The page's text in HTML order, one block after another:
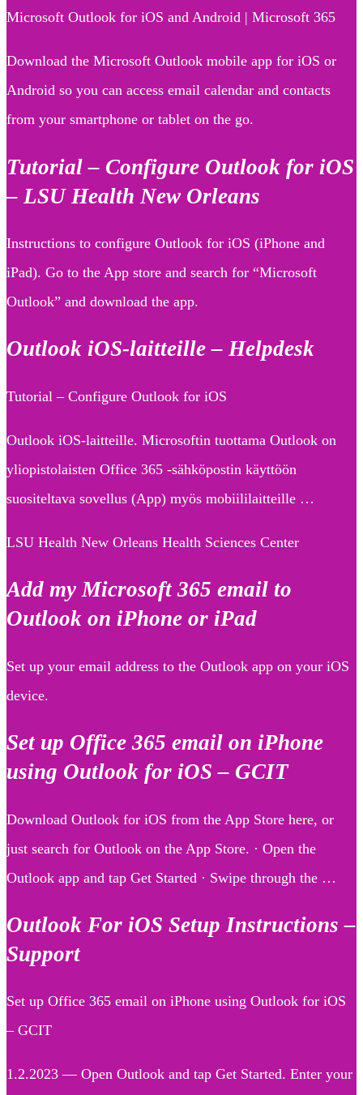
Microsoft Outlook for iOS and Android | Microsoft 365
Download the Microsoft Outlook mobile app for iOS or
Android so you can access email calendar and contacts
from your smartphone or tablet on the go.
Tutorial – Configure Outlook for iOS
– LSU Health New Orleans
Instructions to configure Outlook for iOS (iPhone and
iPad). Go to the App store and search for “Microsoft
Outlook” and download the app.
Outlook iOS-laitteille – Helpdesk
Tutorial – Configure Outlook for iOS
Outlook iOS-laitteille. Microsoftin tuottama Outlook on
yliopistolaisten Office 365 -sähköpostin käyttöön
suositeltava sovellus (App) myös mobiililaitteille …
LSU Health New Orleans Health Sciences Center
Add my Microsoft 365 email to
Outlook on iPhone or iPad
Set up your email address to the Outlook app on your iOS
device.
Set up Office 365 email on iPhone
using Outlook for iOS – GCIT
Download Outlook for iOS from the App Store here, or
just search for Outlook on the App Store. · Open the
Outlook app and tap Get Started · Swipe through the …
Outlook For iOS Setup Instructions –
Support
Set up Office 365 email on iPhone using Outlook for iOS
– GCIT
1.2.2023 — Open Outlook and tap Get Started. Enter your